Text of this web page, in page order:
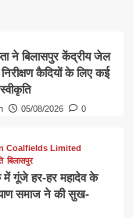
ने बिलासपुर केंद्रीय जेल
कैदियों के लिए कई
05/08/2026 0
Coalfields Limited
बिलासपुर
में गूंजे हर-हर महादेव के
समाज ने की सुख-